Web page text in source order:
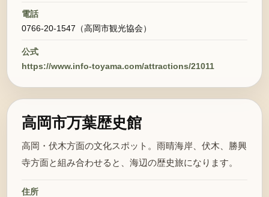
電話
0766-20-1547（高岡市観光協会）
公式
https://www.info-toyama.com/attractions/21011
高岡市万葉歴史館
高岡・伏木方面の文化スポット。雨晴海岸、伏木、勝興
寺方面と組み合わせると、海辺の歴史旅になります。
住所